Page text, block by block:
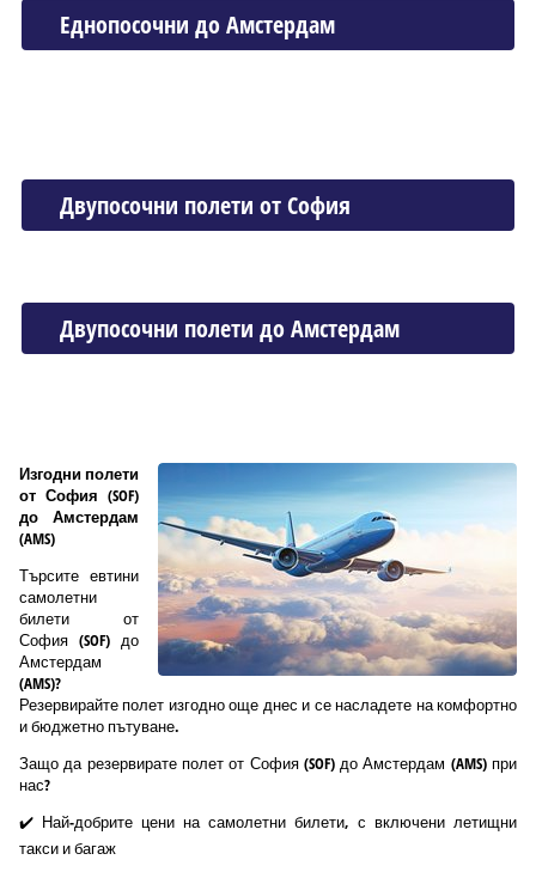
Еднопосочни до Амстердам
Двупосочни полети от София
Двупосочни полети до Амстердам
Изгодни полети
от София (SOF)
до Амстердам
(AMS)
Търсите евтини
самолетни
билети от
София (SOF) до
Амстердам
(AMS)?
Резервирайте полет изгодно още днес и се насладете на комфортно
и бюджетно пътуване.
Защо да резервирате полет от София (SOF) до Амстердам (AMS) при
нас?
✔️ Най-добрите цени на самолетни билети, с включени летищни
такси и багаж